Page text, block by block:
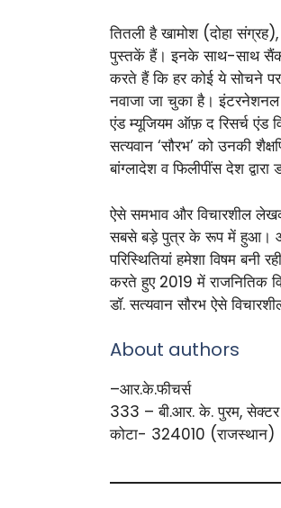
तितली है खामोश (दोहा
पुस्तकें हैं। इनके साथ-साथ
करते हैं कि हर कोई ये सोचने पर
नवाजा जा चुका है। इंटरनेशनल
एंड म्यूजियम ऑफ़ द रिसर्च एंड
सत्यवान ‘सौरभ’ को उनकी
बांग्लादेश व फिलीपींस देश
ऐसे समभाव और विचारशील लेखक
सबसे बड़े पुत्र के रूप में हुआ। आप
परिस्थितियां हमेशा विषम
करते हुए 2019 में राजनितिक
डॉ. सत्यवान सौरभ ऐसे
About authors
–आर.के.फीचर्स
333 – बी.आर. के. पुरम, सेक्टर
कोटा- 324010 (राजस्थान)